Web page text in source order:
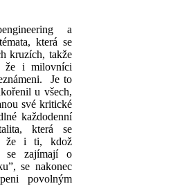
a
která se
kruzích, takže
že i milovníci
Je to
u všech,
své kritické
každodenní
která se
že i ti, kdož
se zajímají o
se nakonec
povolným